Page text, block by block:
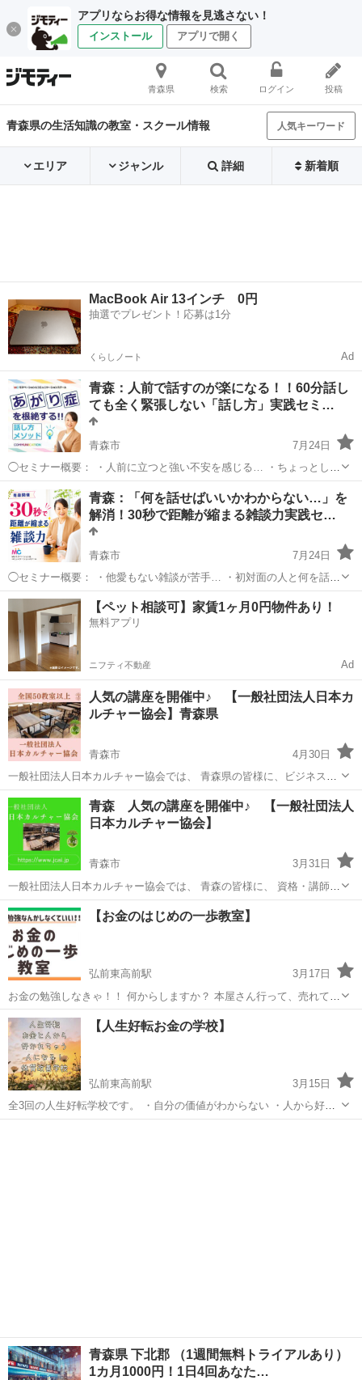
アプリならお得な情報を見逃さない！
インストール アプリで開く
青森県 検索 ログイン 投稿
青森県の生活知識の教室・スクール情報 人気キーワード
エリア ジャンル 詳細 新着順
MacBook Air 13インチ 0円
抽選でプレゼント！応募は1分
くらしノート Ad
青森：人前で話すのが楽になる！！60分話し
ても全く緊張しない「話し方」実践セミ…
青森市
7月24日
◯セミナー概要： ・人前に立つと強い不安を感じる… ・ちょっとした
挨拶やプレゼンが苦手… ・大勢の前で話すと声が震えてしまう… ・準
備しても本番になると上手く話せない… ・会議で意見を求められると
言葉に詰まる… ...
青森 青森市 生活知識 あがり症
青森：「何を話せばいいかわからない…」を
解消！30秒で距離が縮まる雑談力実践セ…
青森市
7月24日
◯セミナー概要： ・他愛もない雑談が苦手… ・初対面の人と何を話せ
ばいいかわからない… ・会話が続かず沈黙してしまうときがある… ・
頑張って話そうとすると逆に空回りしてしまう… ・職場の雑談や交流
会で話すのが疲れて...
青森 青森市 話し方 コミュニケーション
【ペット相談可】家賃1ヶ月0円物件あり！
無料アプリ
ニフティ不動産 Ad
人気の講座を開催中♪ 【一般社団法人日本カ
ルチャー協会】青森県
青森市
4月30日
一般社団法人日本カルチャー協会では、 青森県の皆様に、ビジネス〜
カルチャーまで、様々な講座をオンライン・オフラインで開催してお
ります。 下記のURLをクリックすると、日程などの詳細情報を見るこ
とができ、 24時間ご予約...
青森 青森市 生活知識 オンライン
青森 人気の講座を開催中♪ 【一般社団法人
日本カルチャー協会】
青森市
3月31日
一般社団法人日本カルチャー協会では、 青森の皆様に、 資格・講師養
成・プロ養成・ 料理・語学・ダンス・音楽・健康・ハンドメイド・ 美
容・ファッション・介護・福祉・植物・アート 資産運用・伝統文化・
占い・一般教養...
青森 青森市 生活知識 カルチャー
【お金のはじめの一歩教室】
弘前東高前駅
3月17日
お金の勉強しなきゃ！！ 何からしますか？ 本屋さん行って、売れてる
本見てみたり、YouTube見てみたり、Instagram見てみたり… 結局誰の
どの情報が正しいのかわからない…せっかくの学ぶ気持ちが減退しち
ゃうT᎔T 結...
青森 弘前市 弘前東高前駅 その他
【人生好転お金の学校】
弘前東高前駅
3月15日
全3回の人生好転学校です。 ・自分の価値がわからない ・人から好か
れるようになりたい ・稼げるようになりたい ・変わりたいと思ってい
青森県 下北郡 （1週間無料トライアルあり）
1カ月1000円！1日4回あなた…